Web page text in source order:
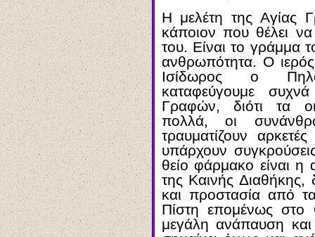
Η μελέτη της Αγίας
κάποιον που θέλει
του. Είναι το γράμμα
ανθρωπότητα. Ο
Ισίδωρος ο
καταφεύγουμε
Γραφών, διότι τα
πολλά, οι
τραυματίζουν
υπάρχουν
θείο φάρμακο είναι
της Καινής
και προστασία από
Πίστη επομένως
μεγάλη ανάπαυση